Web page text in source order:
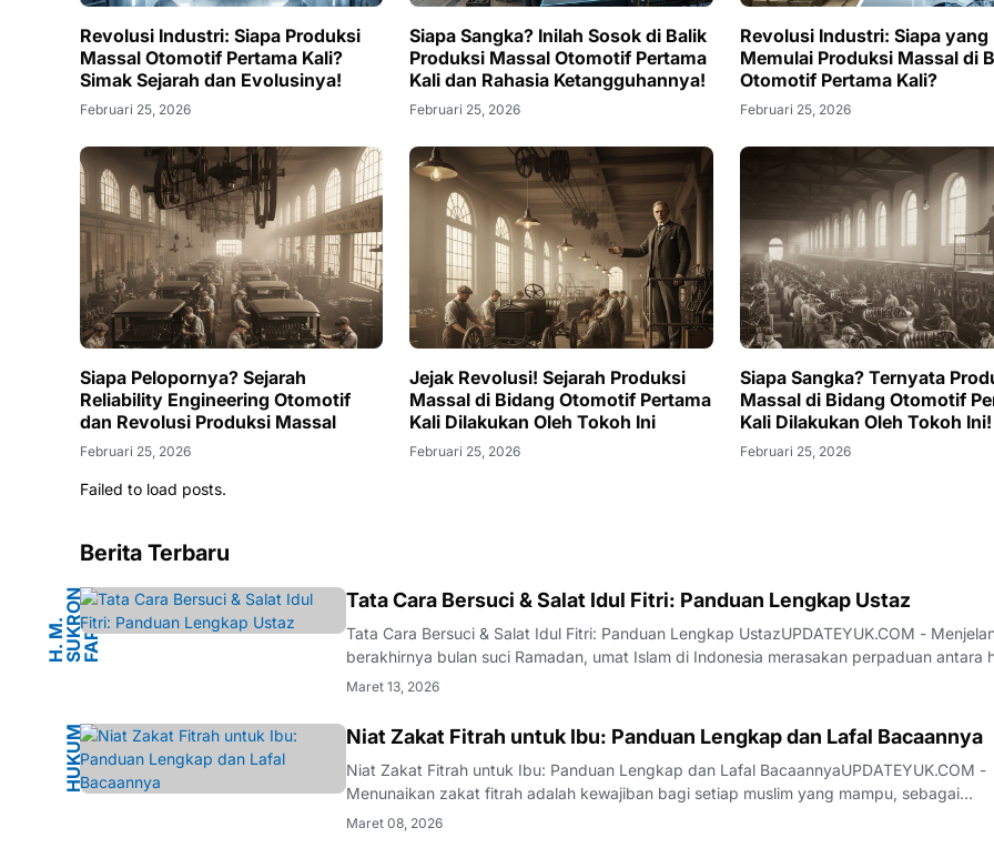
Revolusi Industri: Siapa Produksi
Massal Otomotif Pertama Kali?
Simak Sejarah dan Evolusinya!
Februari 25, 2026
Siapa Sangka? Inilah Sosok di Balik
Produksi Massal Otomotif Pertama
Kali dan Rahasia Ketangguhannya!
Februari 25, 2026
Revolusi Industri: Siapa yang
Memulai Produksi Massal di
Otomotif Pertama Kali?
Februari 25, 2026
Siapa Pelopornya? Sejarah
Reliability Engineering Otomotif
dan Revolusi Produksi Massal
Februari 25, 2026
Jejak Revolusi! Sejarah Produksi
Massal di Bidang Otomotif Pertama
Kali Dilakukan Oleh Tokoh Ini
Februari 25, 2026
Siapa Sangka? Ternyata
Massal di Bidang Otomotif
Kali Dilakukan Oleh Tokoh Ini!
Februari 25, 2026
Failed to load posts.
Berita Terbaru
H
.
M
.
S
U
K
R O
N
F
A
R
D A
Tata Cara Bersuci & Salat Idul Fitri: Panduan Lengkap Ustaz
Tata Cara Bersuci & Salat Idul Fitri: Panduan Lengkap UstazUPDATEYUK.COM -
berakhirnya bulan suci Ramadan, umat Islam di Indonesia merasakan perpaduan antara
dan bahagia yang mendalam. Perasaan haru muncul karena bulan penuh berkah ini akan
Maret 13, 2026
H
U
K
U
M
I
S
L
AM
Niat Zakat Fitrah untuk Ibu: Panduan Lengkap dan Lafal Bacaannya
Niat Zakat Fitrah untuk Ibu: Panduan Lengkap dan Lafal BacaannyaUPDATEYUK.COM -
Menunaikan zakat fitrah adalah kewajiban bagi setiap muslim yang mampu, sebagai
penyempurna ibadah puasa di bulan Ramadhan. Salah satu aspek krusial dalam
Maret 08, 2026